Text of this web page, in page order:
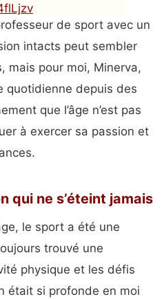
(@Richard_Loyen)
de sport avec un
intacts peut sembler
mais pour moi, Minerva,
quotidienne depuis des
que l’âge n’est pas
à exercer sa passion et
qui ne s’éteint jamais
le sport a été une
trouvé une
physique et les défis
était si profonde en moi